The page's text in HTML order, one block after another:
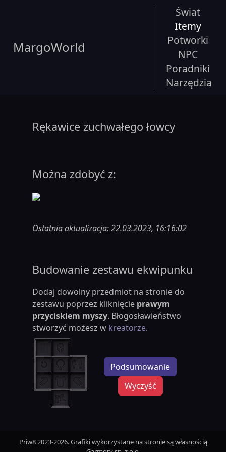
MargoWorld
Świat
Itemy
Potworki
NPC
Poradniki
Narzędzia
Rękawice zuchwałego łowcy
Można zdobyć z:
Ostatnia aktualizacja: 22.03.2023, 16:16:02
Budowanie zestawu ekwipunku
Dodaj dowolny przedmiot na stronie do
zestawu poprzez kliknięcie prawym
przyciskiem myszy. Błogosławieństwo
stworzyć możesz w kreatorze.
Podsumowanie
Wyczyść
Priw8 2023-2026. Grafiki wykorzystane na stronie są własnością